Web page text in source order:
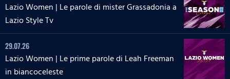
Lazio Women | Le parole di mister Grassadonia a
Lazio Style Tv
29.07.26
Lazio Women | Le prime parole di Leah Freeman
in biancoceleste